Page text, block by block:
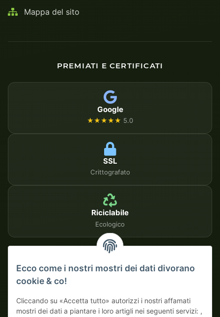
Mappa del sito
PREMIATI E CERTIFICATI
Google
★★★★★ 5.0
SSL
Crittografato
Riciclabile
Ecologico
Su fattura
Ecco come i nostri mostri dei dati divorano
cookie & co!
Cliccando su «Accetta tutto» autorizzi i nostri affamati
mostri dei dati a piantare i loro artigli nei seguenti servizi: ,